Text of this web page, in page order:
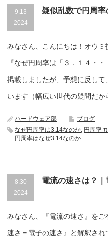
9.13
2024
疑似乱数で円周
みなさん、こんにちは！オウミ
『なぜ円周率は「３．１４・
掲載しましたが、予想に反し
います（幅広い世代の疑問だか
ハードウェア部
ブログ
なぜ円周率は3.14なのか, 円周率
円周率はなぜ3.14なのか
8.30
2024
電流の速さは？
みなさん、『電流の速さ』を
速さ＝電子の速さ』と解釈さ